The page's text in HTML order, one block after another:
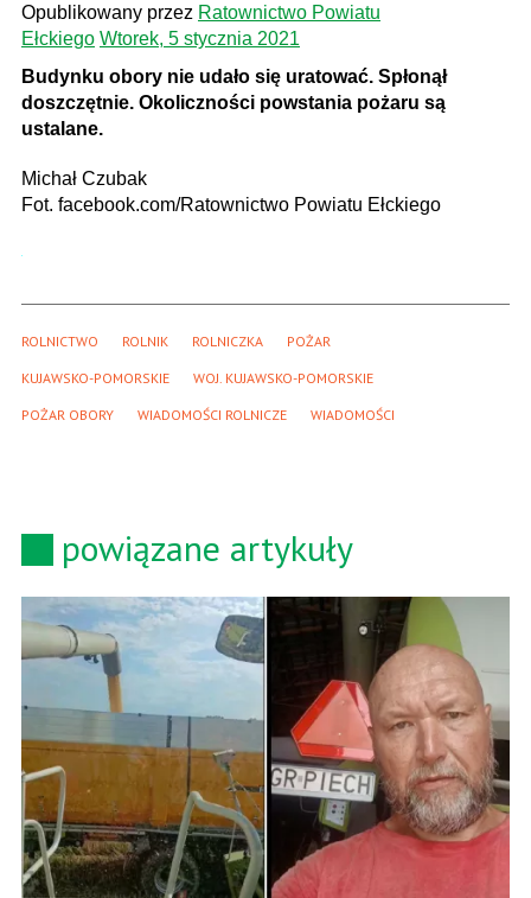
Opublikowany przez Ratownictwo Powiatu
Ełckiego Wtorek, 5 stycznia 2021
Budynku obory nie udało się uratować. Spłonął
doszczętnie. Okoliczności powstania pożaru są
ustalane.
Michał Czubak
Fot. facebook.com/Ratownictwo Powiatu Ełckiego
ROLNICTWO ROLNIK ROLNICZKA POŻAR
KUJAWSKO-POMORSKIE WOJ. KUJAWSKO-POMORSKIE
POŻAR OBORY WIADOMOŚCI ROLNICZE WIADOMOŚCI
powiązane artykuły